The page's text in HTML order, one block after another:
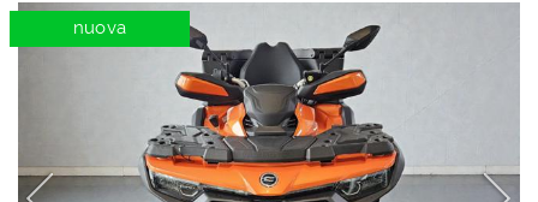
nuova